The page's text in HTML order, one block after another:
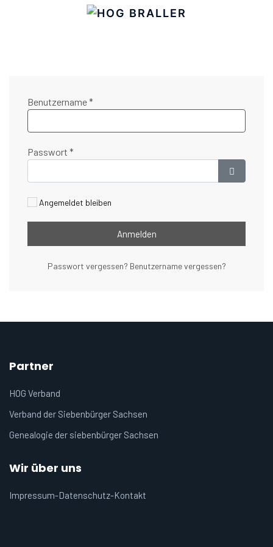
Benutzername*
Passwort *
Passwort
Angemeldet bleiben
Anmelden
Passwort vergessen? Benutzername vergessen?
Partner
HOG Verband
Verband der Siebenbürger Sachsen
Genealogie der siebenbürger Sachsen
Wir über uns
Impressum-Datenschutz-Kontakt